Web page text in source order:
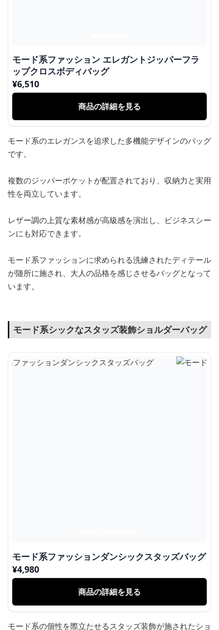
モード系ファッション エレガントジッパーフラ
ップクロスボディバッグ
¥6,510
商品の詳細を見る
モード系のエレガンスを追求した多機能デザインのバッグ
です。
複数のジッパーポケットが配置されており、収納力と実用
性を両立しています。
レザー調の上質な素材感が高級感を演出し、ビジネスシー
ンにも対応できます。
モード系ファッションに求められる洗練されたディテール
が随所に施され、大人の品格を感じさせるバッグとなって
います。
モード系シックなスタッズ装飾ショルダーバッグ
モード系ファッションダンシックスタッズバッグ
¥4,980
商品の詳細を見る
モード系の個性を際立たせるスタッズ装飾が施されたショ